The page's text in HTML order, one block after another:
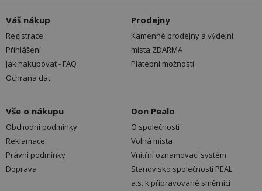
Váš nákup
Registrace
Přihlášení
Jak nakupovat - FAQ
Ochrana dat
Prodejny
Kamenné prodejny a výdejní
místa ZDARMA
Platební možnosti
Vše o nákupu
Obchodní podmínky
Reklamace
Právní podmínky
Doprava
Don Pealo
O společnosti
Volná místa
Vnitřní oznamovací systém
Stanovisko společnosti PEAL
a.s. k připravované směrnici